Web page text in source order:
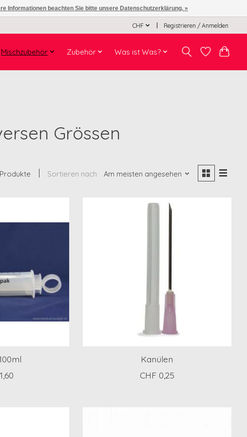
CHF Registrieren / Anmelden
Mischzubehör Zubehör Was ist Was?
Grössen
Sortieren nach Am meisten angesehen
Kanülen
CHF 0,25
Informationen beachten Sie bitte unsere Datenschutzerklärung. »